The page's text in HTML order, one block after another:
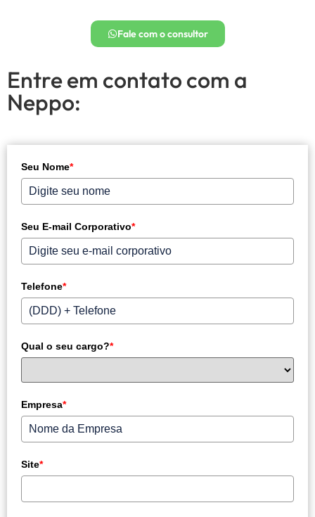
Fale com o consultor
Entre em contato com a
Neppo:
Seu Nome*
Seu E-mail Corporativo*
Telefone*
Qual o seu cargo?*
Empresa*
Site*